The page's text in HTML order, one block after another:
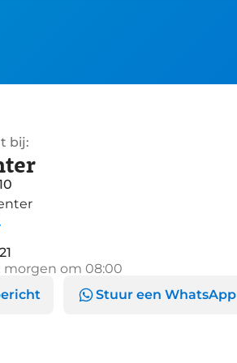
bij:
morgen om 08:00
Stuur een WhatsApp